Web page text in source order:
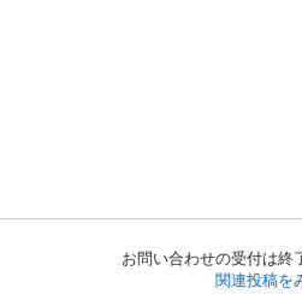
お問い合わせの受付は終
関連投稿を